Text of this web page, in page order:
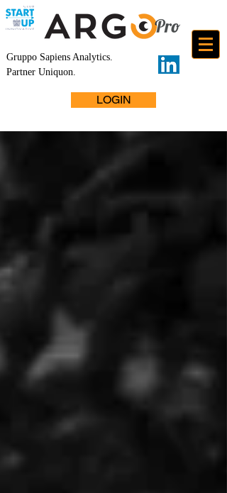
Gruppo Sapiens Analytics.
Partner Uniquon.
LOGIN